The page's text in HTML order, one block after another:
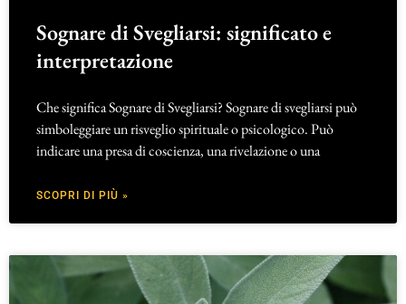
Sognare di Svegliarsi: significato e
interpretazione
Che significa Sognare di Svegliarsi? Sognare di svegliarsi può
simboleggiare un risveglio spirituale o psicologico. Può
indicare una presa di coscienza, una rivelazione o una
SCOPRI DI PIÙ »